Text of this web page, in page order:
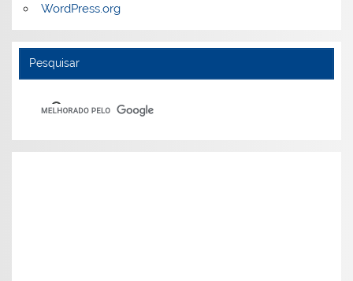
WordPress.org
Pesquisar